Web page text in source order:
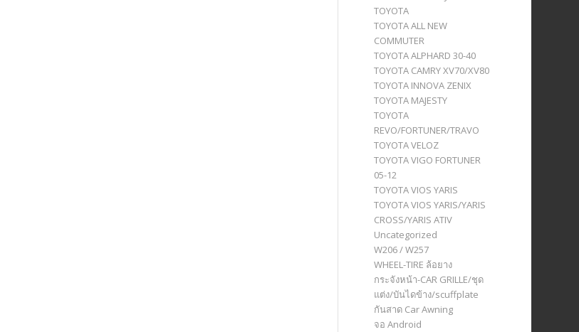
TOYOTA
TOYOTA ALL NEW
COMMUTER
TOYOTA ALPHARD 30-40
TOYOTA CAMRY XV70/XV80
TOYOTA INNOVA ZENIX
TOYOTA MAJESTY
TOYOTA
REVO/FORTUNER/TRAVO
TOYOTA VELOZ
TOYOTA VIGO FORTUNER
05-12
TOYOTA VIOS YARIS
TOYOTA VIOS YARIS/YARIS
CROSS/YARIS ATIV
Uncategorized
W206 / W257
WHEEL-TIRE ล้อยาง
กระจังหน้า-CAR GRILLE/ชุด
แต่ง/บันไดข้าง/scuffplate
กันสาด Car Awning
จอ Android